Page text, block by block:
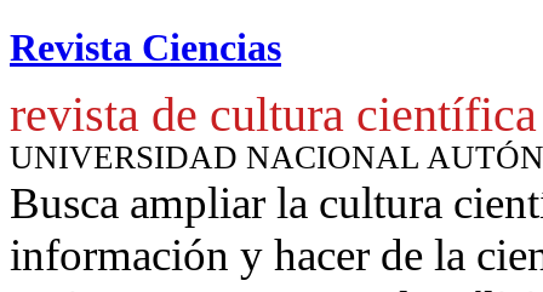
Revista Ciencias
revista de cultura científica
UNIVERSIDAD NACIONAL
Busca ampliar la cultura
información y hacer de la